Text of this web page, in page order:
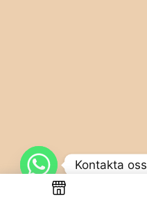
Kontakta oss